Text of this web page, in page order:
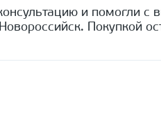
и помогли
Покупкой